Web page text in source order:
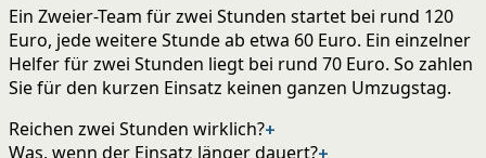
Ein Zweier-Team für zwei Stunden startet bei rund 120
Euro, jede weitere Stunde ab etwa 60 Euro. Ein einzelner
Helfer für zwei Stunden liegt bei rund 70 Euro. So zahlen
Sie für den kurzen Einsatz keinen ganzen Umzugstag.
Reichen zwei Stunden wirklich?+
Was, wenn der Einsatz länger dauert?+